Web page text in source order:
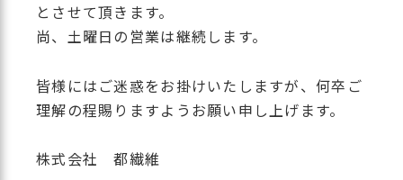
とさせて頂きます。
尚、土曜日の営業は継続します。
皆様にはご迷惑をお掛けいたしますが、何卒ご
理解の程賜りますようお願い申し上げます。
株式会社 都繊維